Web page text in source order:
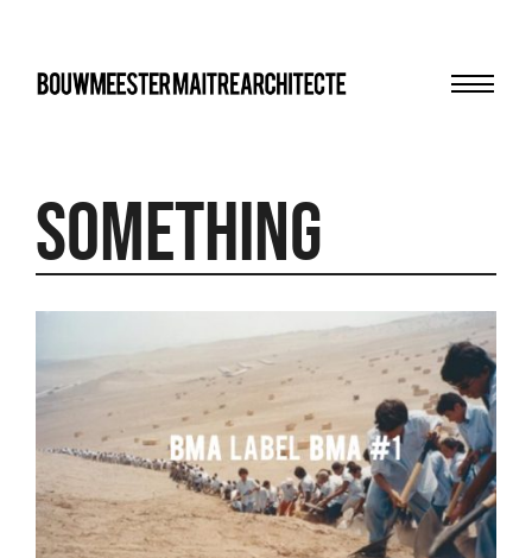
Something